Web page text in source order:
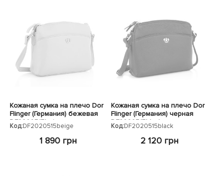
Кожаная сумка на плечо Dor
Flinger (Германия) бежевая
DF2020515beige
Код:DF2020515beige
1 890 грн
Кожаная сумка на плечо Dor
Flinger (Германия) черная
DF2020515black
Код:DF2020515black
2 120 грн